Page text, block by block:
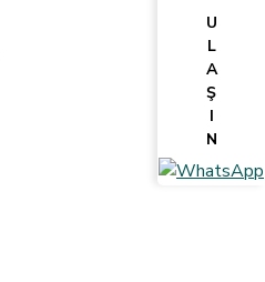
U
L
A
Ş
I
N